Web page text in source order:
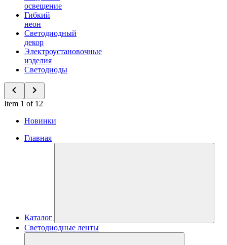
освещение
Гибкий
неон
Светодиодный
декор
Электроустановочные
изделия
Светодиоды
Item 1 of 12
Новинки
Главная
Каталог
Светодиодные ленты